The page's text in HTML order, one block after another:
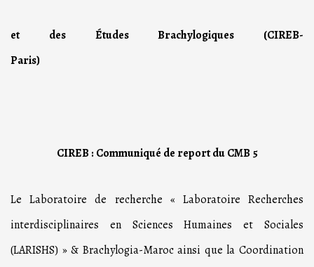
et des Études Brachylogiques (CIREB-
Paris)
CIREB : Communiqué de report du CMB 5
Le Laboratoire de recherche « Laboratoire Recherches
interdisciplinaires en Sciences Humaines et Sociales
(LARISHS) » & Brachylogia-Maroc ainsi que la Coordination